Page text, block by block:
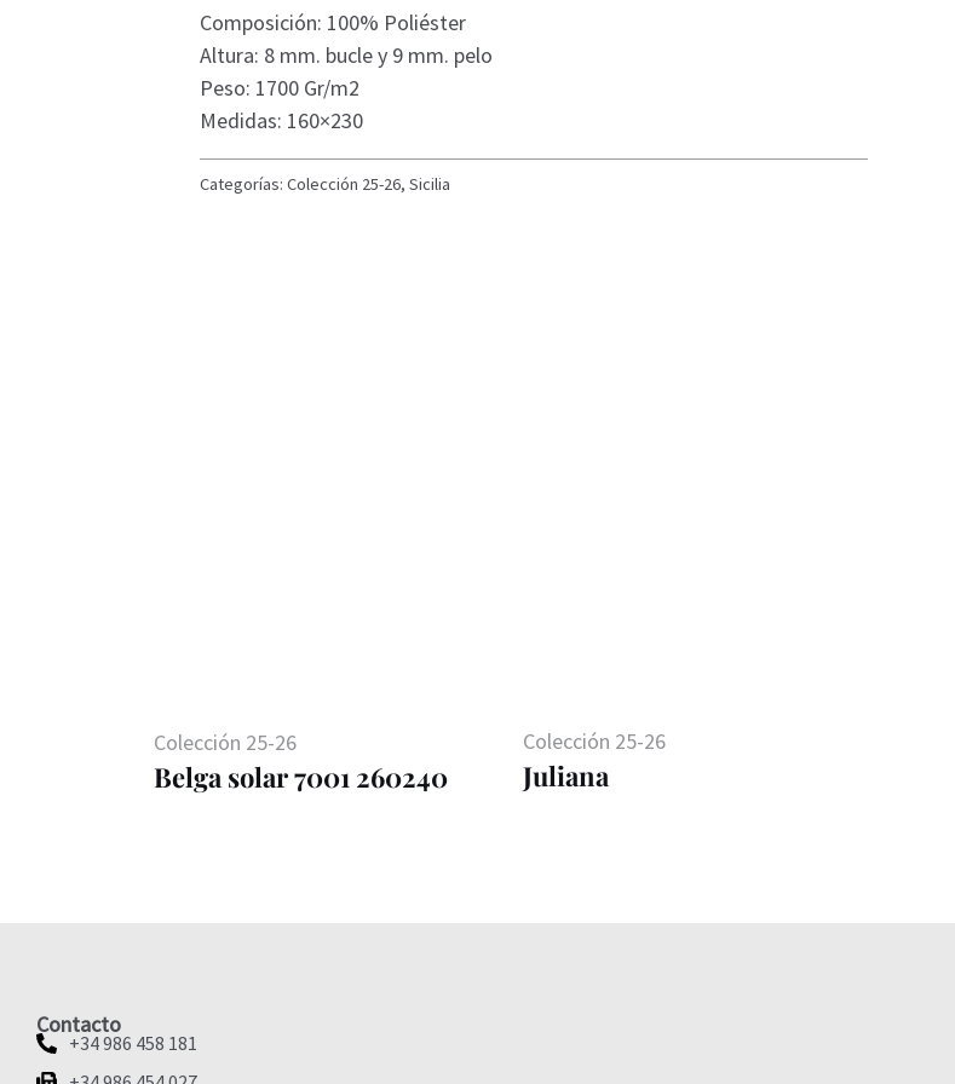
Composición: 100% Poliéster
Altura: 8 mm. bucle y 9 mm. pelo
Peso: 1700 Gr/m2
Medidas: 160×230
Categorías: Colección 25-26, Sicilia
Colección 25-26
Belga solar 7001 260240
Colección 25-26
Juliana
Contacto
+34 986 458 181